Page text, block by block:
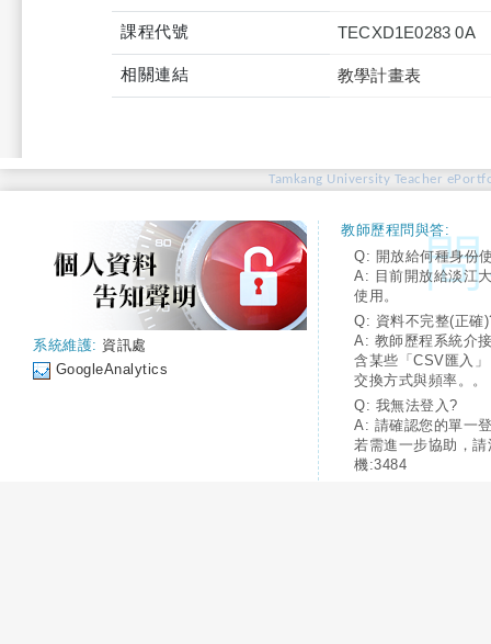
課程代號 TECXD1E0283 0A
相關連結 教學計畫表
Tamkang University Teacher
系統維護: 資訊處
GoogleAnalytics
教師歷程問與答:
Q: 開放給何種身份
A: 目前開放給淡江
使用。
Q: 資料不完整(正確
A: 教師歷程系統介
含某些「CSV匯入
交換方式與頻率。。
Q: 我無法登入?
A: 請確認您的單一
若需進一步協助，
機:3484